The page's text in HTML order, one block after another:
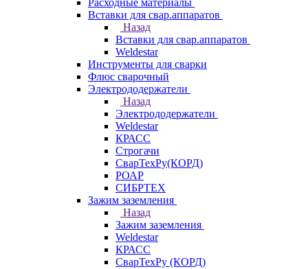
Расходные материалы
Вставки для свар.аппаратов
Назад
Вставки для свар.аппаратов
Weldestar
Инструменты для сварки
Флюс сварочный
Электрододержатели
Назад
Электрододержатели
Weldestar
КРАСС
Строгачи
СварТехРу(КОРД)
РОАР
СИБРТЕХ
Зажим заземления
Назад
Зажим заземления
Weldestar
КРАСС
СварТехРу (КОРД)